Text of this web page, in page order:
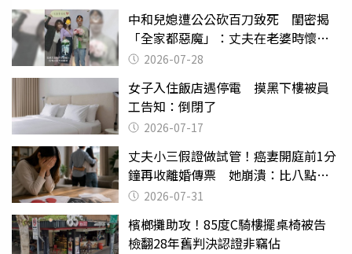
中和兒媳遭公公砍百刀致死 閨密揭
「全家都惡魔」：丈夫在老婆時懷孕
摔東西
2026-07-28
女子入住飯店遇停電 摸黑下樓被員
工告知：倒閉了
2026-07-17
丈夫小三假證做試管！癌妻開庭前1分
鐘再收離婚傳票 她崩潰：比八點檔
還扯2026-07-31
檳榔攤助攻！85度C騎樓擺桌椅被告
檢翻28年舊判決認證非竊佔